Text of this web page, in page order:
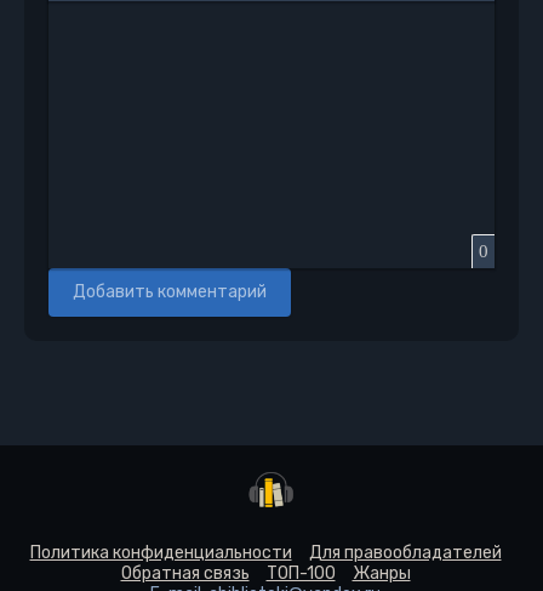
0
Добавить комментарий
Политика конфиденциальности
Для правообладателей
Обратная связь
ТОП-100
Жанры